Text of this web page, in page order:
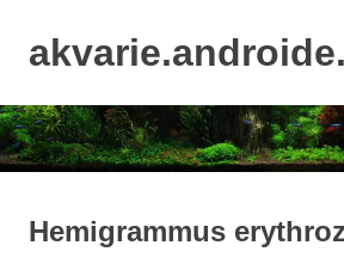
content
Hemigrammus